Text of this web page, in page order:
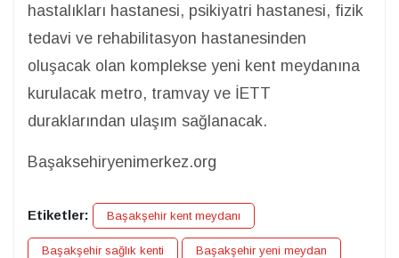
hastalıkları hastanesi, psikiyatri hastanesi, fizik
tedavi ve rehabilitasyon hastanesinden
oluşacak olan komplekse yeni kent meydanına
kurulacak metro, tramvay ve İETT
duraklarından ulaşım sağlanacak.
Başaksehiryenimerkez.org
Etiketler: Başakşehir kent meydanı
Başakşehir sağlık kenti Başakşehir yeni meydan